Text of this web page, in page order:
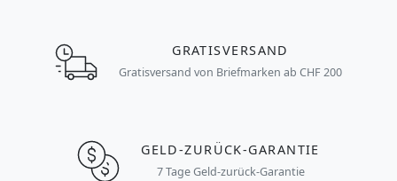
GRATISVERSAND
Gratisversand von Briefmarken ab CHF 200
GELD-ZURÜCK-GARANTIE
7 Tage Geld-zurück-Garantie